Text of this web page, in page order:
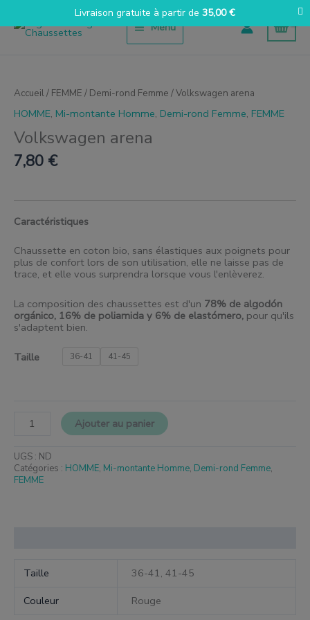
contenu
Menu
Accueil/ FEMME / Demi-rond Femme / Volkswagen arena
HOMME, Mi-montante Homme, Demi-rond Femme, FEMME
Volkswagen arena
7,80 €
Caractéristiques
Chaussette en coton bio, sans élastiques aux poignets pour
plus de confort lors de son utilisation, elle ne laisse pas de
trace, et elle vous surprendra lorsque vous l'enlèverez.
La composition des chaussettes est d'un 78% de algodón
orgánico, 16% de poliamida y 6% de elastómero, pour qu'ils
s'adaptent bien.
Taille 36-41 41-45
arena
Ajouter au panier
UGS : ND
Catégories : HOMME, Mi-montante Homme, Demi-rond Femme,
FEMME
Taille
36-41, 41-45
Couleur
Rouge
Livraison gratuite à partir de 35,00€